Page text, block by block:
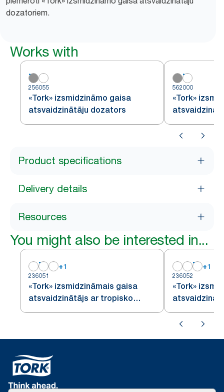
dozatoriem.
Works with
256055
«Tork» izsmidzināmo gaisa
atsvaidzinātāju dozators
562000
«Tork»
Product specifications
Delivery details
Resources
You might also be interested in...
+1
236051
«Tork» izsmidzināmais gaisa
atsvaidzinātājs ar tropisko
augļu aromātu
+1
236052
«Tork»
aromātu